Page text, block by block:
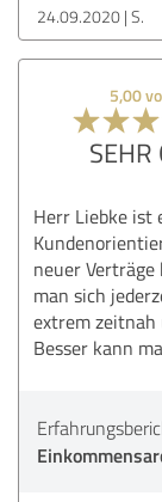
24.09.2020 S.
5,00
SEHR
Herr Liebke ist
neuer
man sich
extrem zeitnah
Besser kann